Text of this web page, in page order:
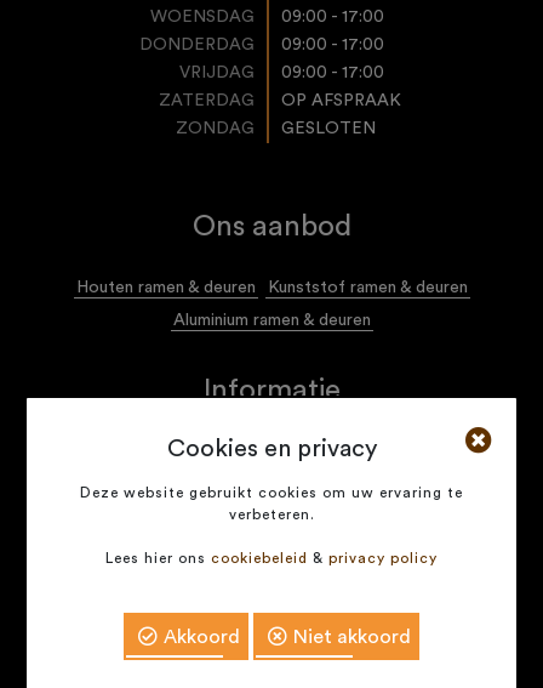
WOENSDAG
09:00 - 17:00
DONDERDAG
09:00 - 17:00
VRIJDAG
09:00 - 17:00
ZATERDAG
OP AFSPRAAK
ZONDAG
GESLOTEN
Ons aanbod
Houten ramen & deuren
Kunststof ramen & deuren
Aluminium ramen & deuren
Informatie
Algemene voorwaarden
Privacy policy
Naservice voor onze klanten
Development by
Cookies en privacy
Deze website gebruikt cookies om uw ervaring te
verbeteren.
Lees hier ons cookiebeleid & privacy policy
Akkoord Niet akkoord